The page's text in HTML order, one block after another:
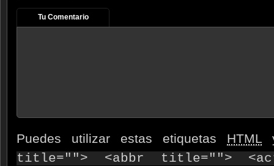
Tu Comentario
Puedes utilizar estas etiquetas HTML
title=""> <abbr title="">